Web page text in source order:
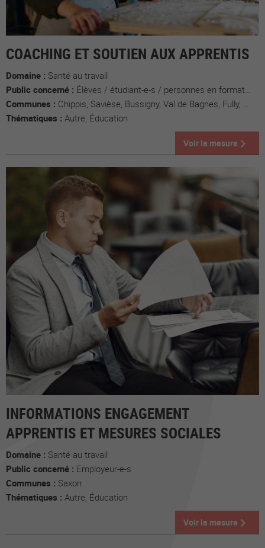
COACHING ET SOUTIEN AUX APPRENTIS
Domaine : Santé au travail
Public concerné : Élèves / étudiant-e-s / personnes en formation
Communes : Chippis, Savièse, Bussigny, Val de Bagnes, Fully, Evolène
Thématiques : Autre, Éducation
Voir la mesure
INFORMATIONS ENGAGEMENT
APPRENTIS ET MESURES SOCIALES
Domaine : Santé au travail
Public concerné : Employeur-e-s
Communes : Saxon
Thématiques : Autre, Éducation
Voir la mesure